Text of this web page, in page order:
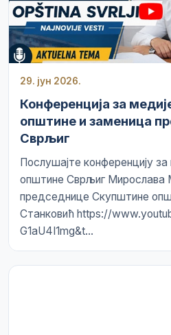
29. јун 2026.
Конференција за
општине и заменица
Сврљиг
Послушајте конференцију
општине Сврљиг Мирослава
председнице Скупштине
Станковић https://
G1aU4I1mg&t...